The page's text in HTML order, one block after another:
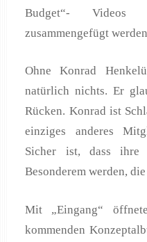
Budget“- Videos
zusammengefügt
Ohne Konrad
natürlich nichts. Er
Rücken. Konrad ist
einziges anderes
Sicher ist, dass ihre
Besonderem werden,
Mit „Eingang“
kommenden